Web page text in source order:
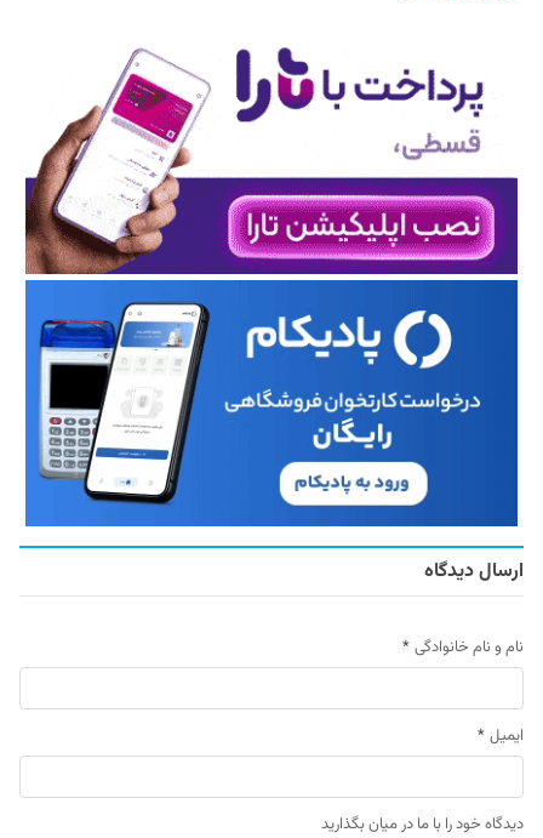
ارسال دیدگاه
نام و نام خانوادگی *
ایمیل *
دیدگاه خود را با ما در میان بگذارید